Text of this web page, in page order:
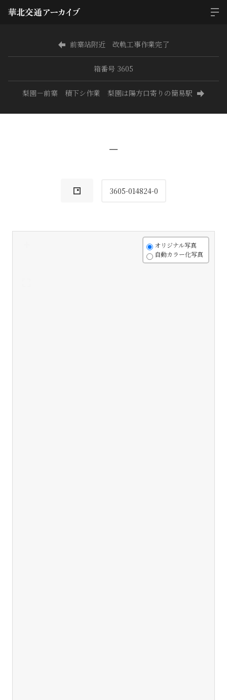
前寨站附近 改軌工事作業完了
箱番号 3605
梨園－前寨 積下シ作業 梨園は陽方口寄りの簡易駅
−
3605-014824-0
オリジナル写真
自動カラー化写真